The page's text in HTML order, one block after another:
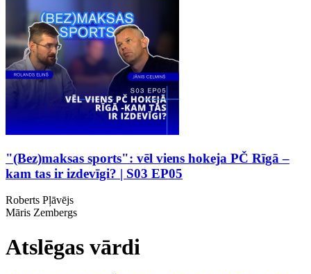
"(Bez)maksas sports": vēl viens hokeja PČ Rīgā –
kam tas ir izdevīgi? | S03 EP05
Roberts Pļāvējs
Māris Zembergs
Atslēgas vārdi